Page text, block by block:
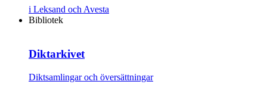
i Leksand och Avesta
Bibliotek
Diktarkivet
Diktsamlingar och översättningar